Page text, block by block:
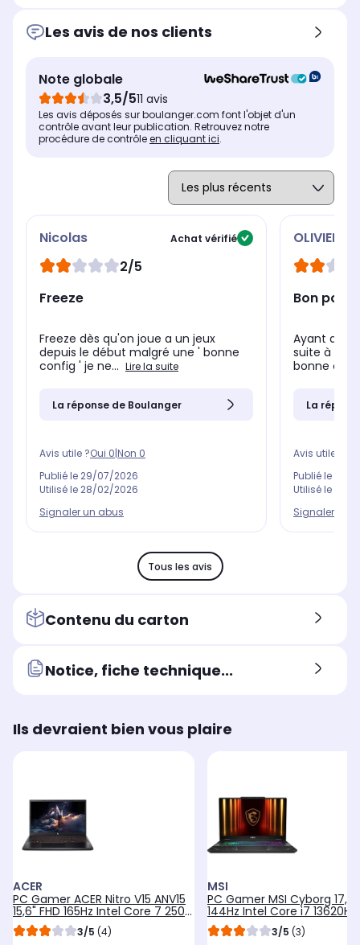
Type de résolution
Fréquence
144 Hz
Fréquence
Les avis de nos clients
Note globale
3,5/511 avis
Les avis déposés sur boulanger.com font l'objet d'un
contrôle avant leur publication. Retrouvez notre
procédure de contrôleen cliquant ici.
Nicolas Achat vérifié
2/5
Freeze
Freeze dès qu'on joue a un jeux
depuis le début malgré une ' bonne
config ' je ne... Lire la suite
La réponse de Boulanger
Avis utile ?Oui 0|Non 0
Publié le 29/07/2026
Utilisé le 28/02/2026
Signaler un abus
OLIVIER
Bon pc
Ayant
suite à
bonne
La
Avis utile ?
Publié le
Utilisé le
Signaler un
Tous les avis
Contenu du carton
Notice, fiche technique...
Ils devraient bien vous plaire
ACER
PC Gamer ACER Nitro V15 ANV15
15,6" FHD 165Hz Intel Core 7 250H
Nvidia GeForce RTX 5060 32 Go
RAM DDR4 SSD 512 Go
3/5 (4)
MSI
PC Gamer MSI Cyborg 17,3"
144Hz Intel Core i7 13620H
GeForce RTX 5050 16 Go
DDR5 SSD 1 To
3/5 (3)